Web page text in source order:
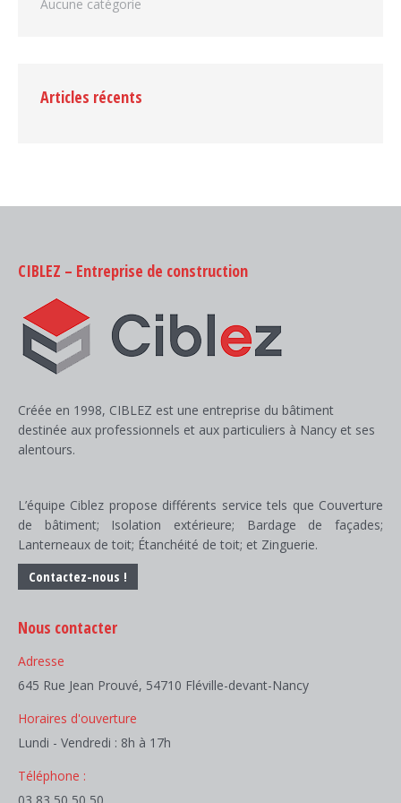
Aucune catégorie
Articles récents
CIBLEZ – Entreprise de construction
Créée en 1998, CIBLEZ est une entreprise du bâtiment
destinée aux professionnels et aux particuliers à Nancy et ses
alentours.
L’équipe Ciblez propose différents service tels que Couverture
de bâtiment; Isolation extérieure; Bardage de façades;
Lanterneaux de toit; Étanchéité de toit; et Zinguerie.
Contactez-nous !
Nous contacter
Adresse
645 Rue Jean Prouvé, 54710 Fléville-devant-Nancy
Horaires d'ouverture
Lundi - Vendredi : 8h à 17h
Téléphone :